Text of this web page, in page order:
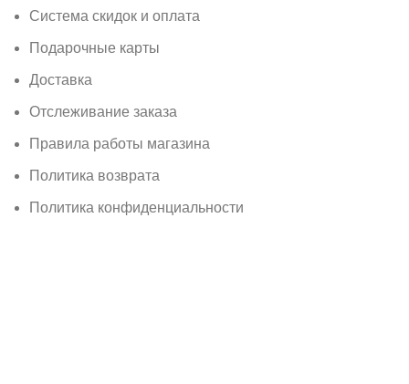
Система скидок и оплата
Подарочные карты
Доставка
Отслеживание заказа
Правила работы магазина
Политика возврата
Политика конфиденциальности